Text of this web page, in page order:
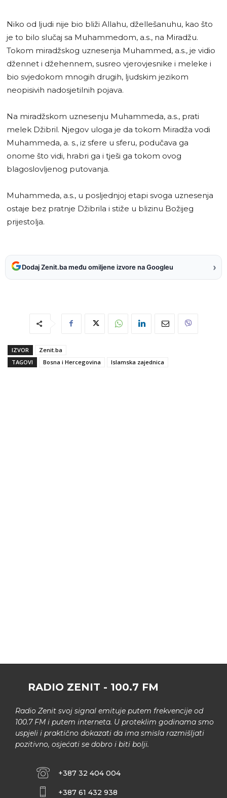
Niko od ljudi nije bio bliži Allahu, džellešanuhu, kao što
je to bilo slučaj sa Muhammedom, a.s., na Miradžu.
Tokom miradžskog uznesenja Muhammed, a.s., je vidio
džennet i džehennem, susreo vjerovjesnike i meleke i
bio svjedokom mnogih drugih, ljudskim jezikom
neopisivih nadosjetilnih pojava.
Na miradžskom uznesenju Muhammeda, a.s., prati
melek Džibril. Njegov uloga je da tokom Miradža vodi
Muhammeda, a. s., iz sfere u sferu, podučava ga
onome što vidi, hrabri ga i tješi ga tokom ovog
blagoslovljenog putovanja.
Muhammeda, a.s., u posljednjoj etapi svoga uznesenja
ostaje bez pratnje Džibrila i stiže u blizinu Božijeg
prijestolja.
Dodaj Zenit.ba među omiljene izvore na Googleu ›
IZVOR
Zenit.ba
TAGOVI
Bosna i Hercegovina Islamska zajednica
RADIO ZENIT - 100.7 FM
Radio Zenit svoj signal emituje putem frekvencije od
100.7 FM i putem interneta. U proteklim godinama smo
uspjeli i praktično dokazati da ima smisla razmišljati
pozitivno, osjećati se dobro i biti bolji.
+387 32 404 004
+387 61 432 938